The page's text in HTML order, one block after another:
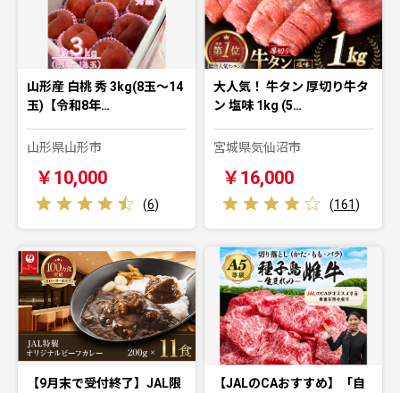
山形産 白桃 秀 3kg(8玉～14
玉)【令和8年…
山形県山形市
￥10,000
(6)
大人気！ 牛タン 厚切り牛タ
ン 塩味 1kg (5…
宮城県気仙沼市
￥16,000
(161)
【9月末で受付終了】JAL限
【JALのCAおすすめ】「自